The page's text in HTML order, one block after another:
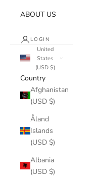
ABOUT US
LOGIN
United
States
(USD $)
Country
Afghanistan
(USD $)
Åland
Islands
(USD $)
Albania
(USD $)